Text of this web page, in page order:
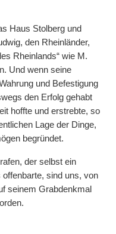
Haus Stolberg und
den Rheinländer,
Rheinlands“ wie M.
Und wenn seine
und Befestigung
den Erfolg gehabt
hoffte und erstrebte, so
Lage der Dinge,
begründet.
der selbst ein
sind uns, von
seinem Grabdenkmal